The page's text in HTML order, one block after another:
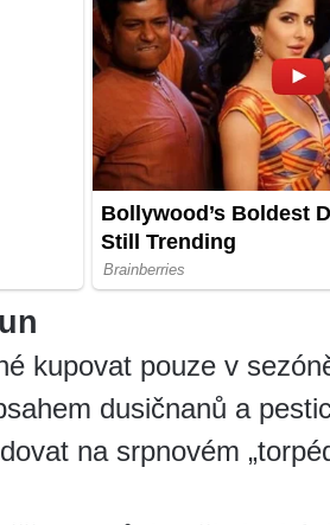
kupovat pouze v
dusičnanů a
na srpnovém